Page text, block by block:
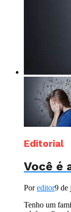
Editorial
Você é
Poreditor9 de
Tenho um